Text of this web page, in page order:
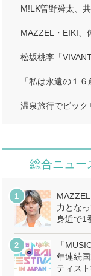
M!LK曽野舜太、
MAZZEL・EIKI、
松坂桃李「
「私は永遠の１
温泉旅行でビック
総合ニュー
力とな
身近で1
「
年連続
ティス